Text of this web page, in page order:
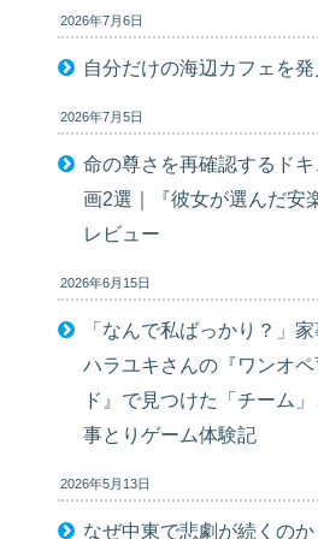
2026年7月6日
自分だけの海辺カフェを
2026年7月5日
命の尊さを再確認するド
画2選｜『彼女が選んだ安
レビュー
2026年6月15日
「なんで私ばっかり？」家
ハラユキさんの『ワンオペ
ド』で見つけた「チーム
事とりゲーム体験記
2026年5月13日
なぜ中東で悲劇が続くの